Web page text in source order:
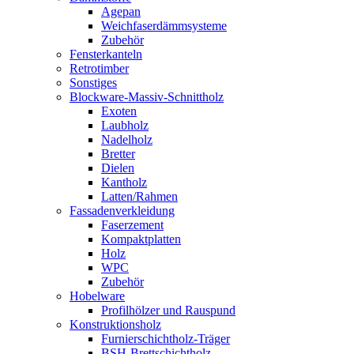
Agepan
Weichfaserdämmsysteme
Zubehör
Fensterkanteln
Retrotimber
Sonstiges
Blockware-Massiv-Schnittholz
Exoten
Laubholz
Nadelholz
Bretter
Dielen
Kantholz
Latten/Rahmen
Fassadenverkleidung
Faserzement
Kompaktplatten
Holz
WPC
Zubehör
Hobelware
Profilhölzer und Rauspund
Konstruktionsholz
Furnierschichtholz-Träger